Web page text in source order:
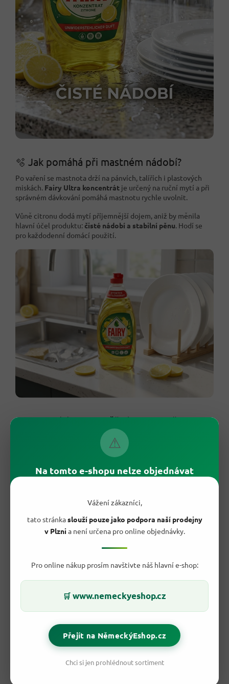
⚠
Na tomto e-shopu nelze objednávat
Vážení zákazníci,
tato stránkaslouží pouze jako podpora naší prodejny
v Plznia není určena pro online objednávky.
Pro online nákup prosím navštivte náš hlavní e-shop:
🛒 www.nemeckyeshop.cz
Přejít na NěmeckýEshop.cz
Chci si jen prohlédnout sortiment
🫧 Jak pomáhá při mastném nádobí?
Po vaření se mastnota drží na pánvích, talířích i plastových
miskách. Fairy Ultra koncentrát je určený na ruční mytí a při
správném dávkování pomáhá mastnotu rychle uvolnit.
Vůně citronu dodá mytí příjemnější dojem, aniž by měnila
hlavní účel produktu: čisté nádobí a stabilní pěnu. Hodí se
pro každodenní domácí použití.
⚖️ Co nabízí oproti běžnému prostředku?
Běžný gel na nádobí může vyžadovat větší dávku, hlavně u
Fairy koncentrát
cílí na vyšší účinnost v
menším množství, takže dávkování zůstává úspornější.
Oproti anonymním prostředkům dostáváš známou značku,
✅ Proč si ho přidat do košíku?
Ultra koncentrovaná formule
Balení 450 mlvhodné do běžné kuchyně.
Pomáhá odstraňovat mastnotuz talířů, hrnců i pánví.
Stačí malé množstvído vody.